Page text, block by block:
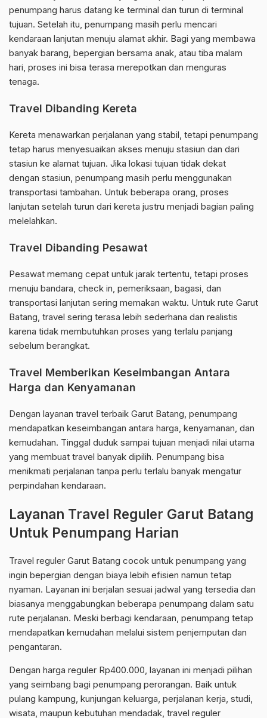
penumpang harus datang ke terminal dan turun di terminal
tujuan. Setelah itu, penumpang masih perlu mencari
kendaraan lanjutan menuju alamat akhir. Bagi yang membawa
banyak barang, bepergian bersama anak, atau tiba malam
hari, proses ini bisa terasa merepotkan dan menguras
tenaga.
Travel Dibanding Kereta
Kereta menawarkan perjalanan yang stabil, tetapi penumpang
tetap harus menyesuaikan akses menuju stasiun dan dari
stasiun ke alamat tujuan. Jika lokasi tujuan tidak dekat
dengan stasiun, penumpang masih perlu menggunakan
transportasi tambahan. Untuk beberapa orang, proses
lanjutan setelah turun dari kereta justru menjadi bagian paling
melelahkan.
Travel Dibanding Pesawat
Pesawat memang cepat untuk jarak tertentu, tetapi proses
menuju bandara, check in, pemeriksaan, bagasi, dan
transportasi lanjutan sering memakan waktu. Untuk rute Garut
Batang, travel sering terasa lebih sederhana dan realistis
karena tidak membutuhkan proses yang terlalu panjang
sebelum berangkat.
Travel Memberikan Keseimbangan Antara
Harga dan Kenyamanan
Dengan layanan travel terbaik Garut Batang, penumpang
mendapatkan keseimbangan antara harga, kenyamanan, dan
kemudahan. Tinggal duduk sampai tujuan menjadi nilai utama
yang membuat travel banyak dipilih. Penumpang bisa
menikmati perjalanan tanpa perlu terlalu banyak mengatur
perpindahan kendaraan.
Layanan Travel Reguler Garut Batang
Untuk Penumpang Harian
Travel reguler Garut Batang cocok untuk penumpang yang
ingin bepergian dengan biaya lebih efisien namun tetap
nyaman. Layanan ini berjalan sesuai jadwal yang tersedia dan
biasanya menggabungkan beberapa penumpang dalam satu
rute perjalanan. Meski berbagi kendaraan, penumpang tetap
mendapatkan kemudahan melalui sistem penjemputan dan
pengantaran.
Dengan harga reguler Rp400.000, layanan ini menjadi pilihan
yang seimbang bagi penumpang perorangan. Baik untuk
pulang kampung, kunjungan keluarga, perjalanan kerja, studi,
wisata, maupun kebutuhan mendadak, travel reguler